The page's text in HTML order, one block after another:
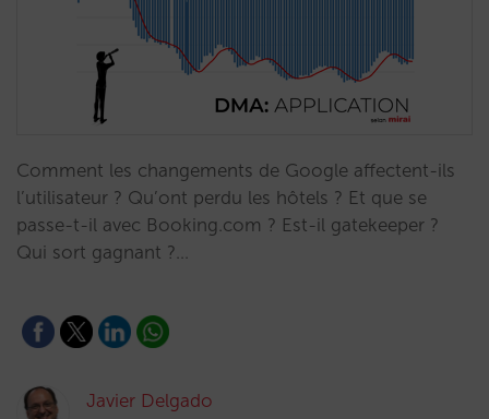
Comment les changements de Google affectent-ils
l’utilisateur ? Qu’ont perdu les hôtels ? Et que se
passe-t-il avec Booking.com ? Est-il gatekeeper ?
Qui sort gagnant ?…
Javier Delgado